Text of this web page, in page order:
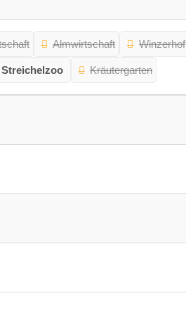
Almwirtschaft Winzerhof
Streichelzoo Kräutergarten